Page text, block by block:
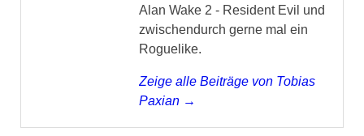
Alan Wake 2 - Resident Evil und
zwischendurch gerne mal ein
Roguelike.
Zeige alle Beiträge von Tobias
Paxian →